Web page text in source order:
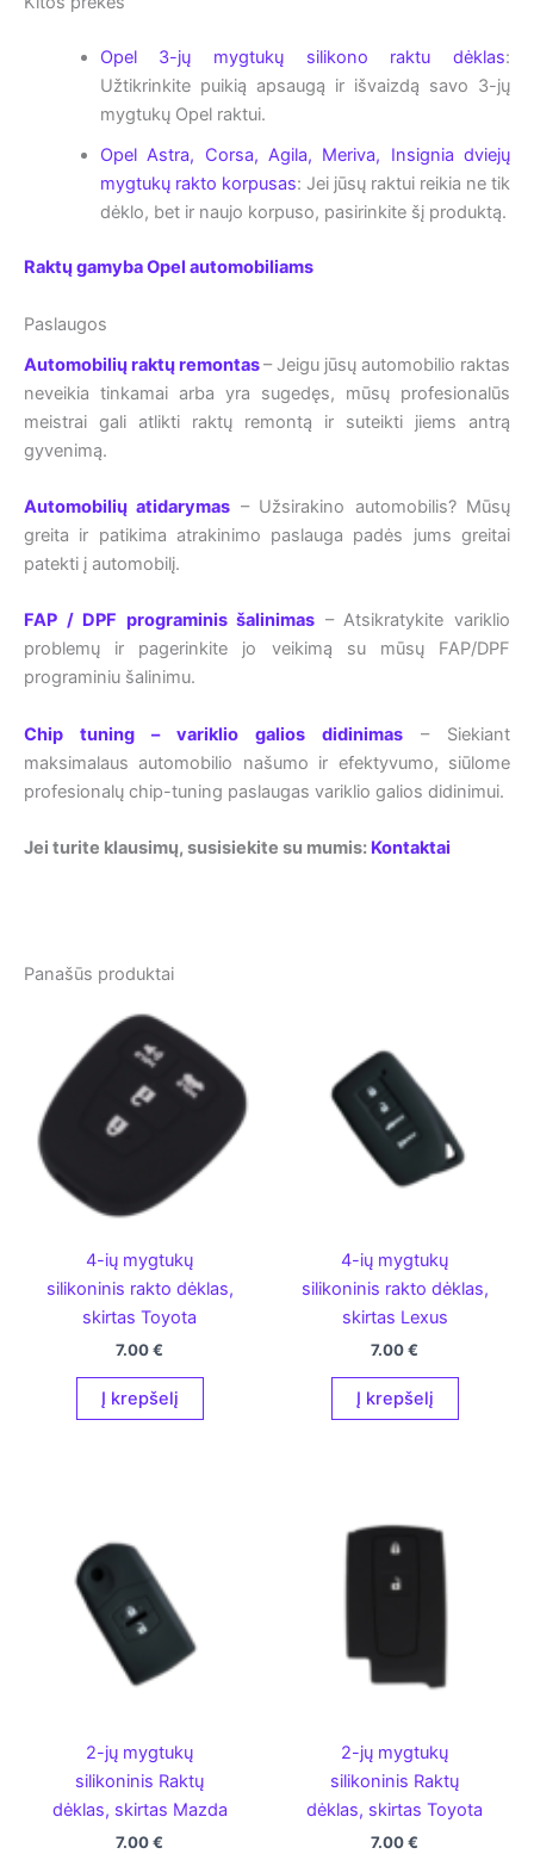
Opel 3-jų mygtukų silikono raktu dėklas:
Užtikrinkite puikią apsaugą ir išvaizdą savo 3-jų
mygtukų Opel raktui.
Opel Astra, Corsa, Agila, Meriva, Insignia dviejų
mygtukų rakto korpusas: Jei jūsų raktui reikia ne tik
dėklo, bet ir naujo korpuso, pasirinkite šį produktą.
Raktų gamyba Opel automobiliams
Paslaugos
Automobilių raktų remontas– Jeigu jūsų automobilio raktas
neveikia tinkamai arba yra sugedęs, mūsų profesionalūs
meistrai gali atlikti raktų remontą ir suteikti jiems antrą
gyvenimą.
Automobilių atidarymas – Užsirakino automobilis? Mūsų
greita ir patikima atrakinimo paslauga padės jums greitai
patekti į automobilį.
FAP / DPF programinis šalinimas – Atsikratykite variklio
problemų ir pagerinkite jo veikimą su mūsų FAP/DPF
programiniu šalinimu.
Chip tuning – variklio galios didinimas – Siekiant
maksimalaus automobilio našumo ir efektyvumo, siūlome
profesionalų chip-tuning paslaugas variklio galios didinimui.
Jei turite klausimų, susisiekite su mumis: Kontaktai
Panašūs produktai
4-ių mygtukų
silikoninis rakto dėklas,
skirtas Toyota
7.00€
Į krepšelį
4-ių mygtukų
silikoninis rakto dėklas,
skirtas Lexus
7.00€
Į krepšelį
2-jų mygtukų
silikoninis Raktų
dėklas, skirtas Mazda
7.00€
2-jų mygtukų
silikoninis Raktų
dėklas, skirtas Toyota
7.00€